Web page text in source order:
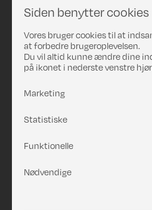
Siden benytter cookies
Vores bruger cookies til at
at forbedre brugeroplevelsen.
Du vil altid kunne ændre dine
på ikonet i nederste venstre
Marketing
Statistiske
Funktionelle
Nødvendige